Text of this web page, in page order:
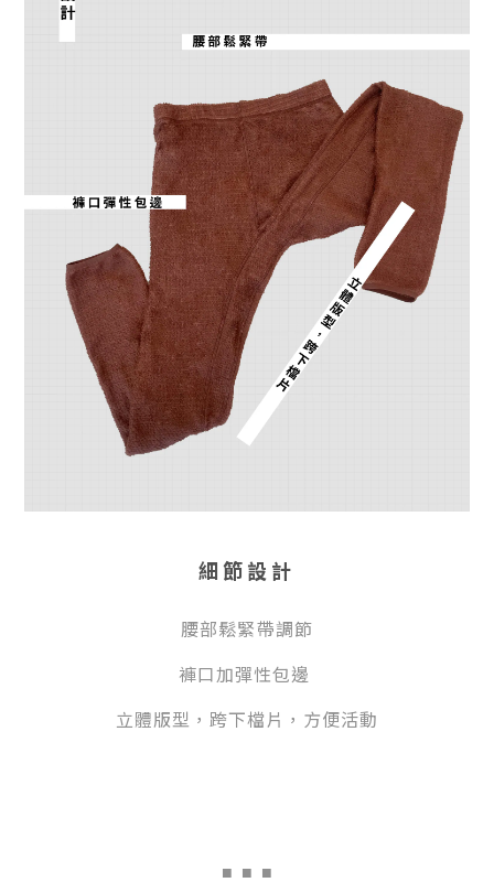
細節設計
腰部鬆緊帶調節
褲口加彈性包邊
立體版型，跨下檔片，方便活動
■ ■ ■